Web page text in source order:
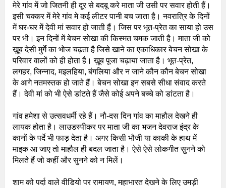
मेरे गांव में जो जितनी ही दूर से बदबू करे माता जी उसी पर सवार होती हैं।
इसी चक्कर में मेरे गांव मे कई लीटर पानी बच जाता है। नवरात्रि के दिनों
में घर-घर में देवी मां सवार हो जाती हैं। जिस पर भूत-प्रेत का साया हो उस
पर भी। इन दिनों में बेचन सोखा की किस्मत चमक जाती है। माता जी को
ख़ूब देसी मुर्गे का भोज चढ़ता है जिसे खाने का एकाधिकार बेचन सोखा के
परिवार वालों को ही होता है। ख़ूब पूजा चढ़ाया जाता है। भूत-प्रेत,
लगहर, जिन्नाद, मइलहिया, बंगलिया और न जाने कौन कौन बेचन सोखा
के आगे नतमस्तक हो जाते हैं। बेचन सोखा इन सबसे सीधा संवाद करते
हैं। देवी मां को भी ऐसे डांटते हैं जैसे कोई अपने बच्चे को डांटता है।
गांव हमेशा से उत्सवधर्मी रहे हैं। नौ-दस दिन गांव का माहौल देखने ही
लायक होता है। लाउडस्पीकर पर माता जी का भजन देवराज इंद्र के
कानों के पर्दे भी फाड़ देता है। अगर किसी भौजी या काकी के हाथ में
माइक आ जाए तो माहौल ही बदल जाता है। ऐसे ऐसे लोकगीत सुनने को
मिलते हैं जो कहीं और सुनने को न मिलें।
शाम को पर्दा वाले वीडियो पर रामायण, महाभारत देखने के लिए उमड़ी